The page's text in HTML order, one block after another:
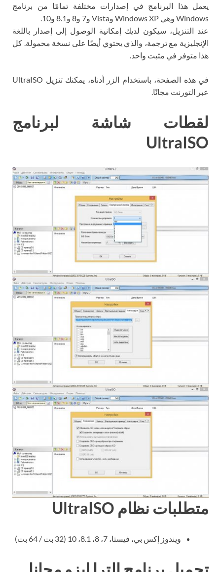
يعمل هذا البرنامج في إصدارات مختلفة تمامًا من برنامج
Windows وهي Windows XP وVista و7 و8 و8.1 و10.
عند التنزيل، سيكون لديك إمكانية الوصول إلى إصدار باللغة
الإنجليزية مع ترجمة، والذي يحتوي أيضًا على نسخة محمولة. كل
هذا متوفر في مثبت واحد.
في هذه الصفحة، باستخدام الزر أدناه، يمكنك تنزيل UltraISO
عبر التورنت مجانًا.
لقطات شاشة لبرنامج
UltraISO
متطلبات نظام UltraISO
ويندوز إكس بي، فيستا، 7، 8، 8.1، 10 (32 بت / 64 بت)